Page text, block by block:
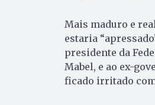
Mais maduro e
estaria
presidente da
Mabel, e ao ex-
ficado irritado com